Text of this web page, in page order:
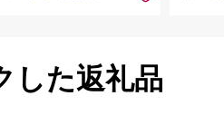
した返礼品